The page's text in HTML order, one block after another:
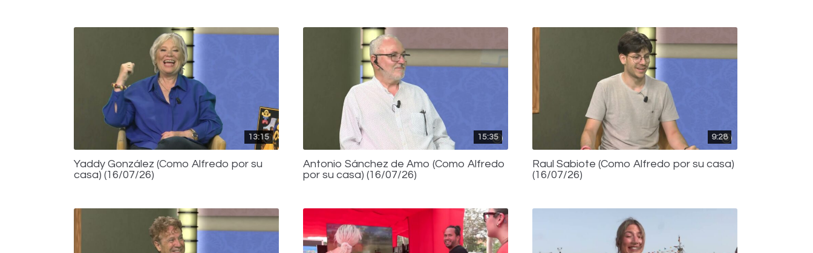
13:15
Yaddy González (Como Alfredo por su
casa) (16/07/26)
15:35
Antonio Sánchez de Amo (Como Alfredo
por su casa) (16/07/26)
9:28
Raul Sabiote (Como Alfredo por su casa)
(16/07/26)